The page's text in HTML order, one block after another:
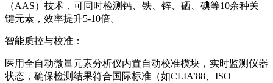
（AAS）技术，可同时检测钙、铁、锌、硒、碘等10余种关
键元素，效率提升5-10倍。
智能质控与校准：
医用全自动微量元素分析仪内置自动校准模块，实时监测仪器
状态，确保检测结果符合国际标准（如CLIA’88、ISO